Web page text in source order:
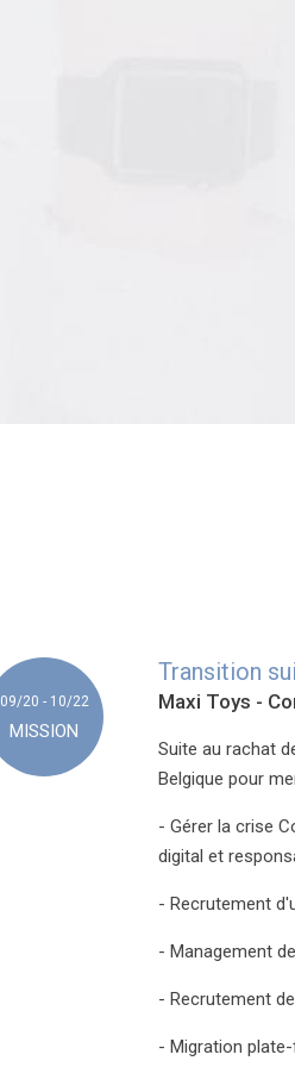
09/20 - 10/22
MISSION
Transition
Maxi Toys -
Suite au rachat
Belgique pour
- Gérer la crise
digital et
- Recrutement
- Management
- Recrutement
- Migration